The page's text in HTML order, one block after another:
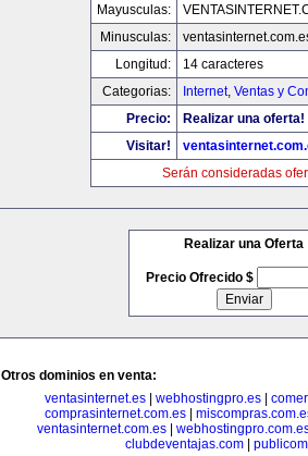
Mayusculas:
Minusculas:
Longitud:
14 caracteres
Categorias:
Internet, Ventas y
Precio:
Realizar una oferta!
Visitar!
Serán consideradas
Realizar una Oferta
Precio Ofrecido $
Otros dominios en venta:
ventasinternet.es
webhostingpro.es
comprasinternet.com.es|
ventasinternet.com.es|
clubdeventajas.com